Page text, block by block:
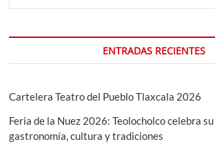
ENTRADAS RECIENTES
Cartelera Teatro del Pueblo Tlaxcala 2026
Feria de la Nuez 2026: Teolocholco celebra
gastronomía, cultura y tradiciones